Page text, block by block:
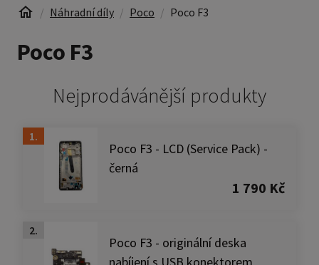
Náhradní díly Poco Poco F3
Poco F3
Nejprodávánější produkty
1.
Poco F3 - LCD (Service Pack) -
černá
1 790 Kč
2.
Poco F3 - originální deska